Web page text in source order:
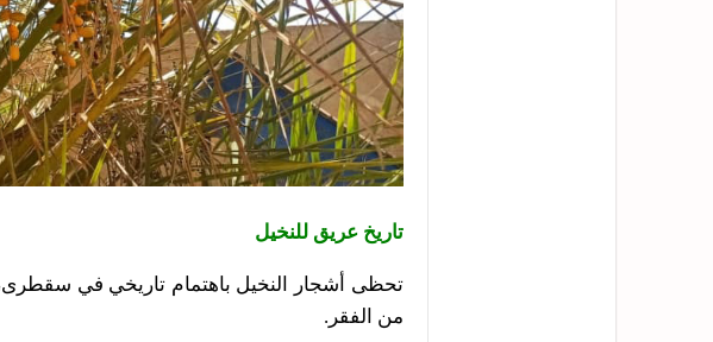
تاريخ عريق للنخيل
تحظى أشجار النخيل باهتمام تاريخي في سقطرى،
من الفقر.